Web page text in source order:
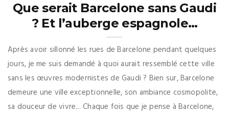
Que serait Barcelone sans Gaudi
? Et l’auberge espagnole…
Après avoir sillonné les rues de Barcelone pendant quelques
jours, je me suis demandé à quoi aurait ressemblé cette ville
sans les œuvres modernistes de Gaudi ? Bien sur, Barcelone
demeure une ville exceptionnelle, son ambiance cosmopolite,
sa douceur de vivre... Chaque fois que je pense à Barcelone,